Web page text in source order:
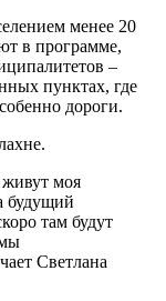
менее 20
в программе,
–
пунктах, где
дороги.
моя
будущий
там будут
Светлана